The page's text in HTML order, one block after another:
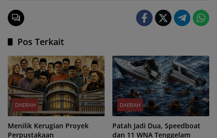
Pos Terkait
DAERAH
Menilik Kerugian Proyek
Perpustakaan
DAERAH
Patah Jadi Dua, Speedboat
dan 11 WNA Tenggelam